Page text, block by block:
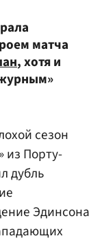
матча
, хотя и
сезон
из Порту-
дубль
Эдинсона